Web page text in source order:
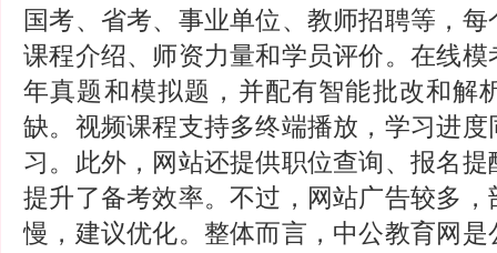
国考、省考、事业单位、教师招聘等，
课程介绍、师资力量和学员评价。在线
年真题和模拟题，并配有智能批改和解
缺。视频课程支持多终端播放，学习进
习。此外，网站还提供职位查询、报名
提升了备考效率。不过，网站广告较多
慢，建议优化。整体而言，中公教育网